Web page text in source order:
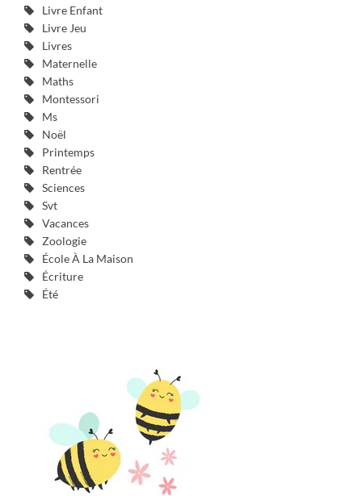
Livre Enfant
Livre Jeu
Livres
Maternelle
Maths
Montessori
Ms
Noël
Printemps
Rentrée
Sciences
Svt
Vacances
Zoologie
École À La Maison
Écriture
Été